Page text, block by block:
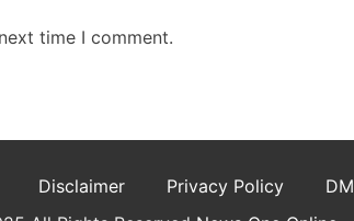
time I comment.
Disclaimer Privacy Policy